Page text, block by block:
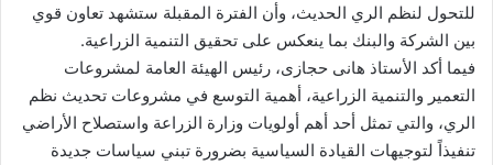
للتحول لنظم الري الحديث، وأن الفترة المقبلة ستشهد تعاون قوي
بين الشركة والبنك بما ينعكس على تحقيق التنمية الزراعية.
فيما أكد الأستاذ هانى حجازى، رئيس الهيئة العامة لمشروعات
التعمير والتنمية الزراعية، أهمية التوسع في مشروعات تحديث نظم
الري، والتي تمثل أحد أهم أولويات وزارة الزراعة واستصلاح الأراضي
تنفيذاً لتوجيهات القيادة السياسية بضرورة تبني سياسات جديدة